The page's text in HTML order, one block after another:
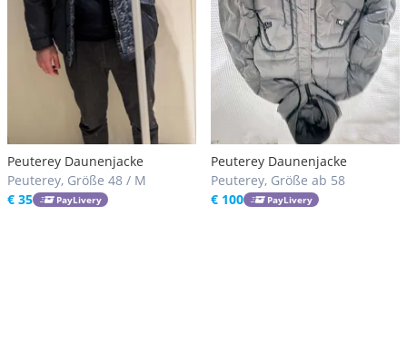
Peuterey Daunenjacke
Peuterey, Größe 48 / M
€ 35
PayLivery
Peuterey Daunenjacke
Peuterey, Größe ab 58
€ 100
PayLivery